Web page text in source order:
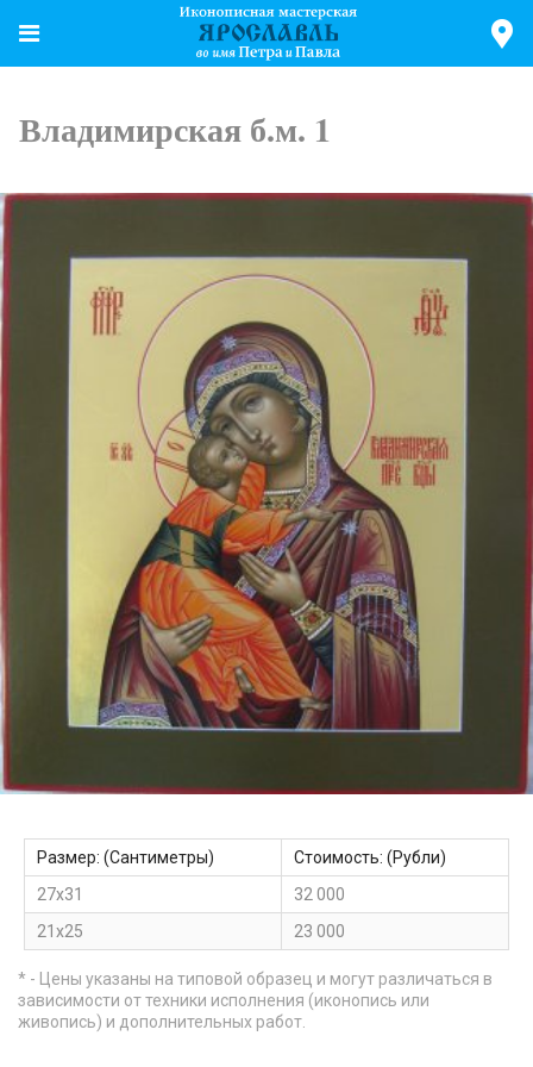
Владимирская б.м. 1
Размер: (Сантиметры)
Стоимость: (Рубли)
27х31
32 000
21х25
23 000
* - Цены указаны на типовой образец и могут различаться в
зависимости от техники исполнения (иконопись или
живопись) и дополнительных работ.